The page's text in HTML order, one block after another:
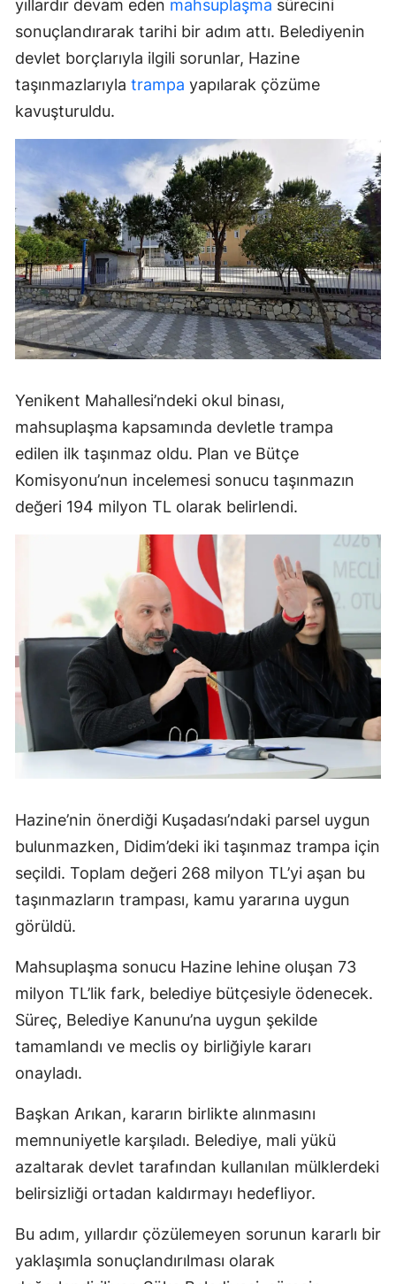
yıllardır devam eden mahsuplaşma sürecini
sonuçlandırarak tarihi bir adım attı. Belediyenin
devlet borçlarıyla ilgili sorunlar, Hazine
taşınmazlarıyla trampa yapılarak çözüme
kavuşturuldu.
Yenikent Mahallesi’ndeki okul binası,
mahsuplaşma kapsamında devletle trampa
edilen ilk taşınmaz oldu. Plan ve Bütçe
Komisyonu’nun incelemesi sonucu taşınmazın
değeri 194 milyon TL olarak belirlendi.
Hazine’nin önerdiği Kuşadası’ndaki parsel uygun
bulunmazken, Didim’deki iki taşınmaz trampa için
seçildi. Toplam değeri 268 milyon TL’yi aşan bu
taşınmazların trampası, kamu yararına uygun
görüldü.
Mahsuplaşma sonucu Hazine lehine oluşan 73
milyon TL’lik fark, belediye bütçesiyle ödenecek.
Süreç, Belediye Kanunu’na uygun şekilde
tamamlandı ve meclis oy birliğiyle kararı
onayladı.
Başkan Arıkan, kararın birlikte alınmasını
memnuniyetle karşıladı. Belediye, mali yükü
azaltarak devlet tarafından kullanılan mülklerdeki
belirsizliği ortadan kaldırmayı hedefliyor.
Bu adım, yıllardır çözülemeyen sorunun kararlı bir
yaklaşımla sonuçlandırılması olarak